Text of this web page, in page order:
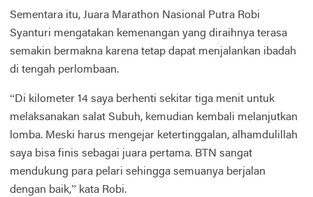
Sementara itu, Juara Marathon Nasional Putra Robi
Syanturi mengatakan kemenangan yang diraihnya terasa
semakin bermakna karena tetap dapat menjalankan ibadah
di tengah perlombaan.
“Di kilometer 14 saya berhenti sekitar tiga menit untuk
melaksanakan salat Subuh, kemudian kembali melanjutkan
lomba. Meski harus mengejar ketertinggalan, alhamdulillah
saya bisa finis sebagai juara pertama. BTN sangat
mendukung para pelari sehingga semuanya berjalan
dengan baik,” kata Robi.